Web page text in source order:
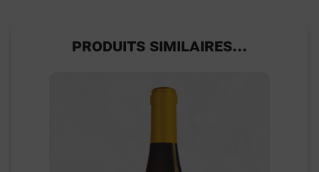
PRODUITS SIMILAIRES...